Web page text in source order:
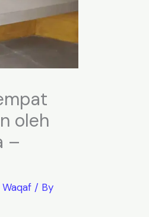
oleh
–
Waqaf / By